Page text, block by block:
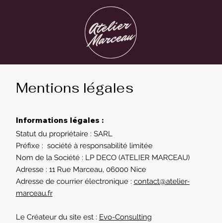
Mentions légales
Informations légales :
Statut du propriétaire : SARL
Préfixe : société à responsabilité limitée
Nom de la Société : LP DECO (ATELIER MARCEAU)
Adresse : 11 Rue Marceau, 06000 Nice
Adresse de courrier électronique : contact@atelier-
marceau.fr
Le Créateur du site est : Evo-Consulting